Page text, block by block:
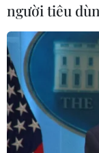
người tiêu